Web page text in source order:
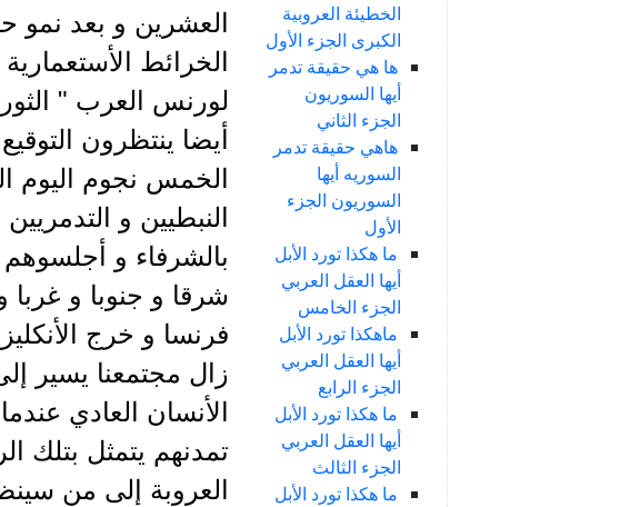
الخطيئة العروبية
الكبرى الجزء الأول
ها هي حقيقة تدمر
أيها السوريون
الجزء الثاني
هاهي حقيقة تدمر
السوريه أيها
السوريون الجزء
الأول
ما هكذا تورد الأبل
أيها العقل العربي
الجزء الخامس
ماهكذا تورد الأبل
أيها العقل العربي
الجزء الرابع
ما هكذا تورد الأبل
أيها العقل العربي
الجزء الثالث
ما هكذا تورد الأبل
العشرين و بعد نمو
الخرائط
لورنس العرب "
أيضا ينتظرون
الخمس نجوم اليوم
النبطيين و
بالشرفاء و
شرقا و جنوبا و
فرنسا و خرج
زال مجتمعنا يسير
الأنسان العادي
تمدنهم يتمثل بتلك
العروبة إلى من